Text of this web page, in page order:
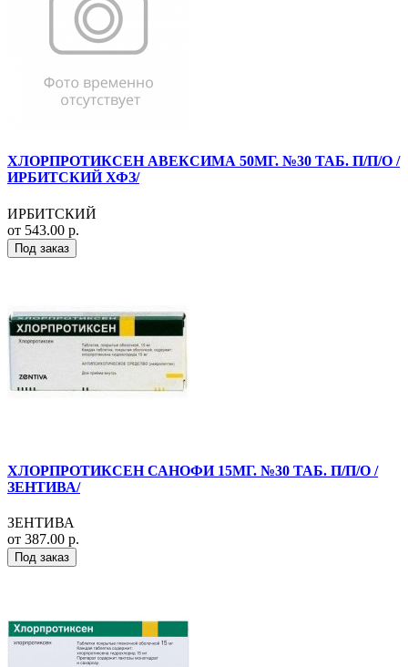
ХЛОРПРОТИКСЕН АВЕКСИМА 50МГ. №30 ТАБ. П/П/О /
ИРБИТСКИЙ ХФЗ/
ИРБИТСКИЙ
от 543.00 р.
Под заказ
ХЛОРПРОТИКСЕН САНОФИ 15МГ. №30 ТАБ. П/П/О /
ЗЕНТИВА/
ЗЕНТИВА
от 387.00 р.
Под заказ